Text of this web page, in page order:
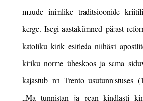
muude inimlike traditsioonide
kerge. Isegi aastakümned pärast
katoliku kirik esitleda niihästi
kiriku norme üheskoos ja sama
kajastub nn Trento usutunnistuses
„Ma tunnistan ja pean kindlasti